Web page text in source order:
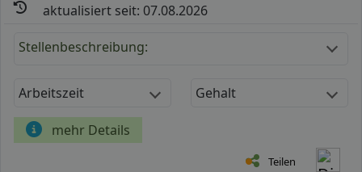
aktualisiert seit: 07.08.2026
Stellenbeschreibung:
Arbeitszeit Gehalt
mehr Details
Teilen